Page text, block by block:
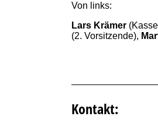
Von links:
Lars Krämer
(2. Vorsitzende),
Kontakt: